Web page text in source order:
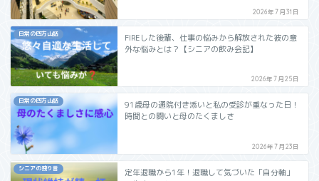
2026年7月31日
日常の四方山話
FIREした後輩、仕事の悩みから解放された彼の意
外な悩みとは？【シニアの飲み会記】
2026年7月25日
日常の四方山話
⁠91歳母の通院付き添いと私の受診が重なった日！
時間との闘いと母のたくましさ⁠
2026年7月23日
シニアの独り言
定年退職から1年！退職して気づいた「自分軸」